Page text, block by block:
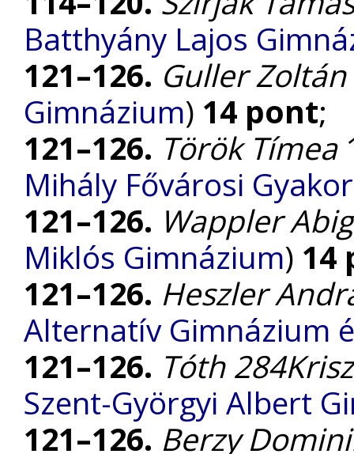
Batthyány Lajos
121–126. Guller Zoltán
Gimnázium) 14 pont;
121–126. Török Tímea
Mihály Fővárosi
121–126. Wappler
Miklós Gimnázium) 14
121–126. Heszler
Alternatív Gimnázium
121–126. Tóth
Szent-Györgyi Albert
121–126. Berzy